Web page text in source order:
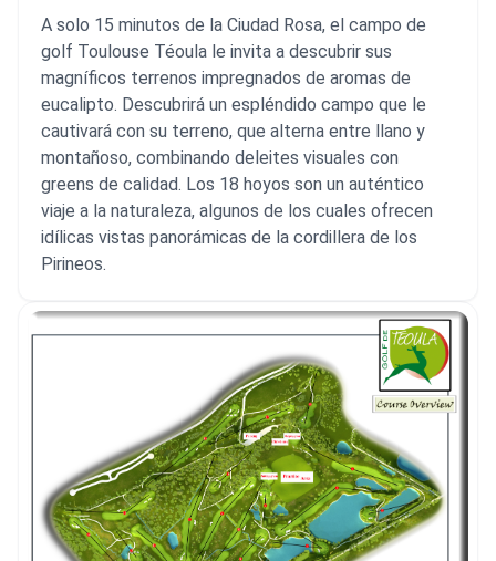
A solo 15 minutos de la Ciudad Rosa, el campo de
golf Toulouse Téoula le invita a descubrir sus
magníficos terrenos impregnados de aromas de
eucalipto. Descubrirá un espléndido campo que le
cautivará con su terreno, que alterna entre llano y
montañoso, combinando deleites visuales con
greens de calidad. Los 18 hoyos son un auténtico
viaje a la naturaleza, algunos de los cuales ofrecen
idílicas vistas panorámicas de la cordillera de los
Pirineos.